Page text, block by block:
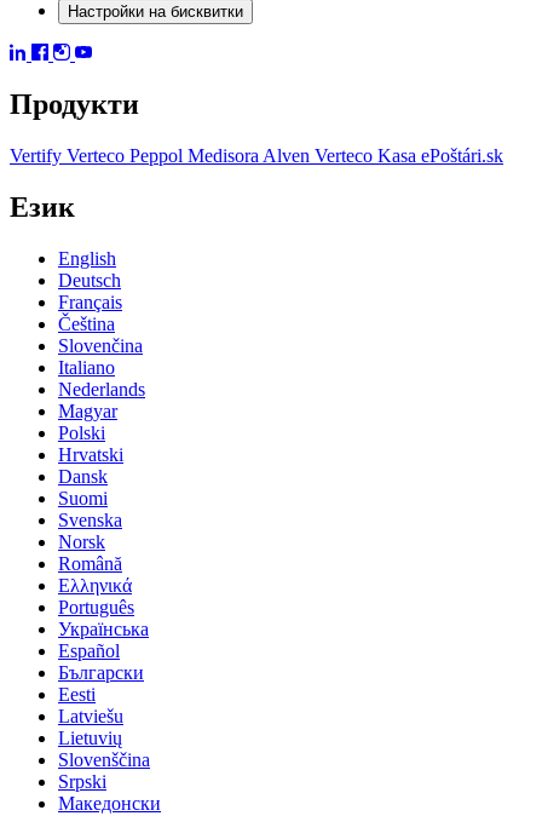
Настройки на бисквитки
Продукти
Vertify Verteco Peppol Medisora Alven Verteco Kasa ePoštári.sk
Език
English
Deutsch
Français
Čeština
Slovenčina
Italiano
Nederlands
Magyar
Polski
Hrvatski
Dansk
Suomi
Svenska
Norsk
Română
Ελληνικά
Português
Українська
Español
Български
Eesti
Latviešu
Lietuvių
Slovenščina
Srpski
Македонски